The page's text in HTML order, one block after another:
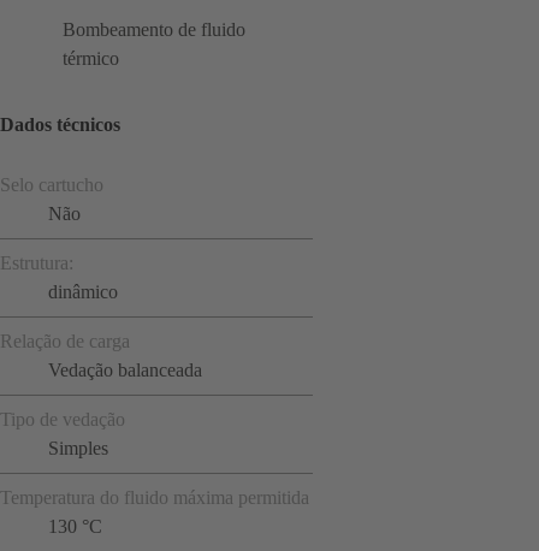
Bombeamento de fluido
térmico
Dados técnicos
Selo cartucho
Não
Estrutura:
dinâmico
Relação de carga
Vedação balanceada
Tipo de vedação
Simples
Temperatura do fluido máxima permitida
130 °C